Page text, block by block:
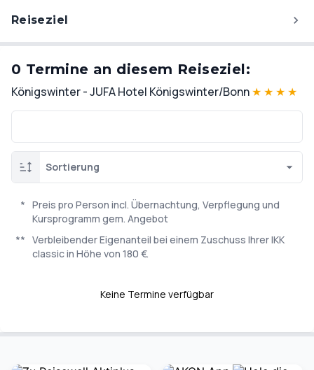
Reiseziel
0 Termine an diesem Reiseziel:
Königswinter - JUFA Hotel Königswinter/Bonn★ ★ ★ ★
Sortierung
* Preis pro Person incl. Übernachtung, Verpflegung und
Kursprogramm gem. Angebot
** Verbleibender Eigenanteil bei einem Zuschuss Ihrer IKK
classic in Höhe von 180 €.
Keine Termine verfügbar